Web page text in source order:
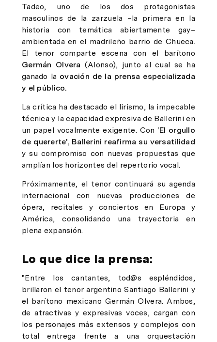
Tadeo, uno de los dos protagonistas
masculinos de la zarzuela –la primera en la
historia con temática abiertamente gay–
ambientada en el madrileño barrio de Chueca.
El tenor comparte escena con el barítono
Germán Olvera (Alonso), junto al cual se ha
ganado la ovación de la prensa especializada
y el público.
La crítica ha destacado el lirismo, la impecable
técnica y la capacidad expresiva de Ballerini en
un papel vocalmente exigente. Con 'El orgullo
de quererte', Ballerini reafirma su versatilidad
y su compromiso con nuevas propuestas que
amplían los horizontes del repertorio vocal.
Próximamente, el tenor continuará su agenda
internacional con nuevas producciones de
ópera, recitales y conciertos en Europa y
América, consolidando una trayectoria en
plena expansión.
Lo que dice la prensa:
"Entre los cantantes, tod@s espléndidos,
brillaron el tenor argentinoSantiago Ballerini y
el barítono mexicano Germán Olvera. Ambos,
de atractivas y expresivas voces, cargan con
los personajes más extensos y complejos con
total entrega frente a una orquestación